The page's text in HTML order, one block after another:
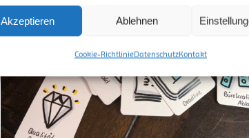
Akzeptieren Ablehnen
Cookie-RichtlinieDatenschutzKontakt